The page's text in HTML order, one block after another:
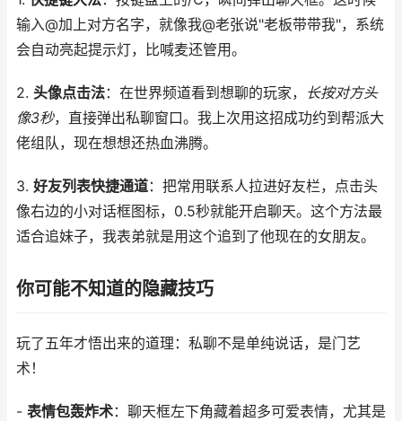
输入@加上对方名字，就像我@老张说"老板带带我"，系统
会自动亮起提示灯，比喊麦还管用。
2. 头像点击法：在世界频道看到想聊的玩家，
长按对方头
像3秒，直接弹出私聊窗口。我上次用这招成功约到帮派大
佬组队，现在想想还热血沸腾。
3. 好友列表快捷通道：把常用联系人拉进好友栏，点击头
像右边的小对话框图标，0.5秒就能开启聊天。这个方法最
适合追妹子，我表弟就是用这个追到了他现在的女朋友。
你可能不知道的隐藏技巧
玩了五年才悟出来的道理：私聊不是单纯说话，是门艺
术！
- 表情包轰炸术：聊天框左下角藏着超多可爱表情，尤其是